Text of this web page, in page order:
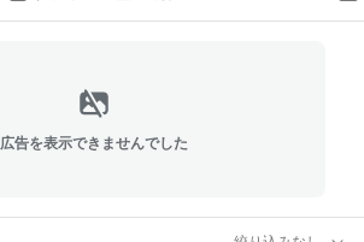
広告を表示できませんでした